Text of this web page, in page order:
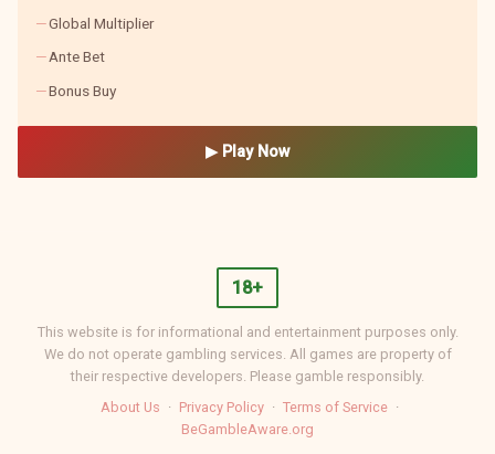
Global Multiplier
Ante Bet
Bonus Buy
▶ Play Now
18+
This website is for informational and entertainment purposes only.
We do not operate gambling services. All games are property of
their respective developers. Please gamble responsibly.
About Us · Privacy Policy · Terms of Service ·
BeGambleAware.org